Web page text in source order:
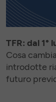
TFR: dal 1°
Cosa
introdotte
futuro